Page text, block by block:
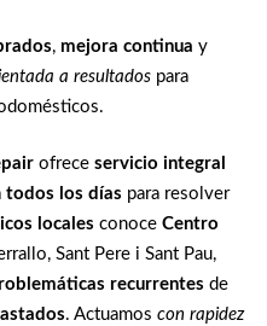
, mejora continua y
a resultados para
ofrece servicio integral
todos los días para resolver
locales conoce Centro
Sant Pere i Sant Pau,
recurrentes de
. Actuamos con rapidez